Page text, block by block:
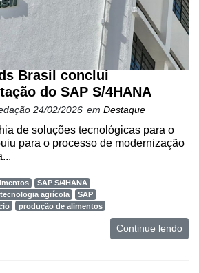
Brasil conclui
do SAP S/4HANA
24/02/2026 em Destaque
de soluções tecnológicas para o
para o processo de modernização
SAP S/4HANA
tecnologia agrícola
SAP
produção de alimentos
Continue lendo